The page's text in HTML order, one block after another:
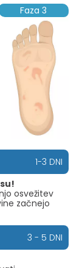
Faza 3
1-3 DNI
osvežitev
začnejo
3 - 5 DNI